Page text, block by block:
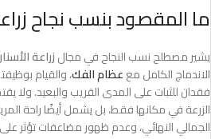
ما المقصود بنسب نجاح
يشير مصطلح نسب النجاح في مجالزراعة
الاندماج الكامل مععظام الفك، والقيام
فقدان للثبات على المدى القريب والبعيد. ولا
الزرعة في مكانها فقط، بل يشمل أيضًا راحة
الجمالي النهائي، وعدم ظهور مضاعفات تؤثر